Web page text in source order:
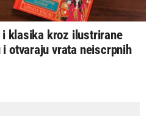
klasika kroz ilustrirane
otvaraju vrata neiscrpnih